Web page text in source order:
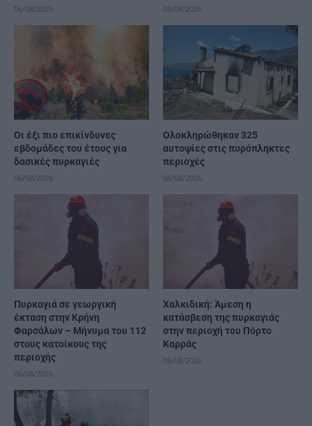
06/08/2026 06/08/2026
Οι έξι πιο επικίνδυνες
εβδομάδες του έτους για
δασικές πυρκαγιές
06/08/2026
Ολοκληρώθηκαν 325
αυτοψίες στις πυρόπληκτες
περιοχές
06/08/2026
Πυρκαγιά σε γεωργική
έκταση στην Κρήνη
Φαρσάλων – Μήνυμα του 112
στους κατοίκους της
περιοχής
06/08/2026
Χαλκιδική: Άμεση η
κατάσβεση της πυρκαγιάς
στην περιοχή του Πόρτο
Καρράς
06/08/2026